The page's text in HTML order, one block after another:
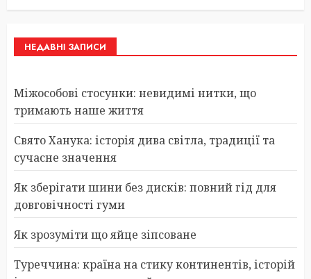
НЕДАВНІ ЗАПИСИ
Міжособові стосунки: невидимі нитки, що
тримають наше життя
Свято Ханука: історія дива світла, традиції та
сучасне значення
Як зберігати шини без дисків: повний гід для
довговічності гуми
Як зрозуміти що яйце зіпсоване
Туреччина: країна на стику континентів, історій